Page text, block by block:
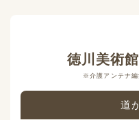
徳川美術館
※介護アンテナ
道